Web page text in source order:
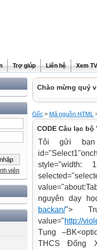
Trợ giúp Liên hệ Xem TV
viên
Chào mừng quý
Gốc > Mã nguồn HTML
CODE Câu lạc
Tôi gửi
style="width:
nguyên dạy
backan/">
value="http://
Tụng –BK
THCS Đổng